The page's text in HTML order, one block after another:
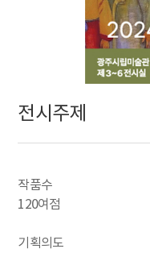
전시주제
작품수
120여점
기획의도